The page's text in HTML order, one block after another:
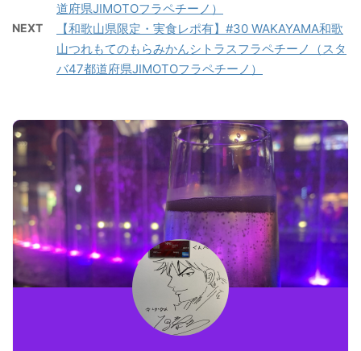
道府県JIMOTOフラペチーノ）
NEXT
【和歌山県限定・実食レポ有】#30 WAKAYAMA和歌
山つれもてのもらみかんシトラスフラペチーノ（スタ
バ47都道府県JIMOTOフラペチーノ）